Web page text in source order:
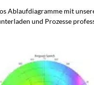
Ablaufdiagramme mit
und Prozesse